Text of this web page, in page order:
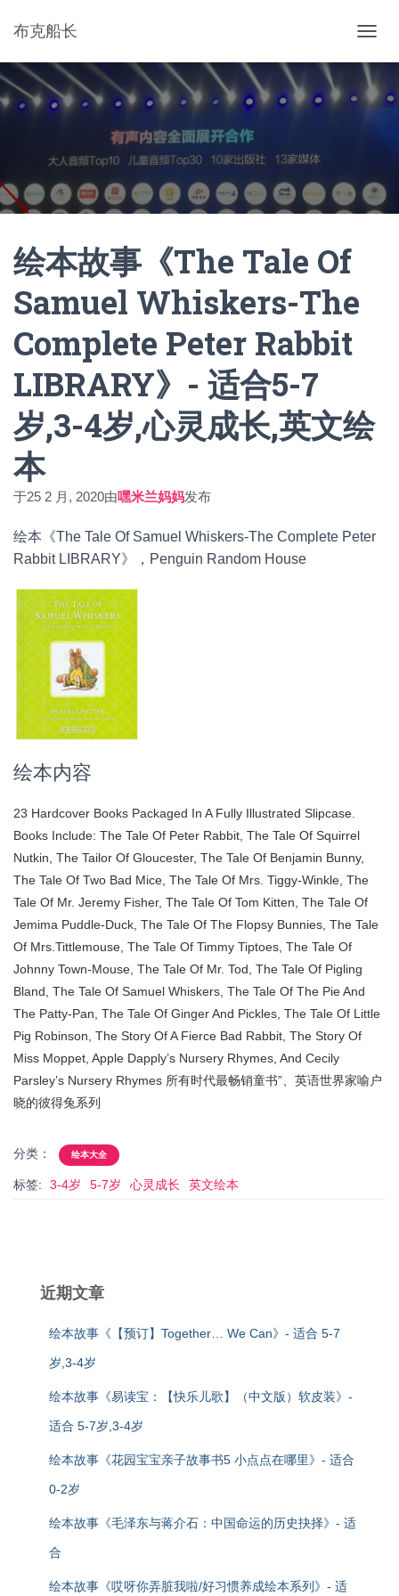
布克船长
换
导
航
绘本故事《The Tale Of
Samuel Whiskers-The
Complete Peter Rabbit
LIBRARY》- 适合5-7
岁,3-4岁,心灵成长,英文绘
本
于25 2 月, 2020由嘿米兰妈妈发布
绘本《The Tale Of Samuel Whiskers-The Complete Peter
Rabbit LIBRARY》，Penguin Random House
绘本内容
23 Hardcover Books Packaged In A Fully Illustrated Slipcase.
Books Include: The Tale Of Peter Rabbit, The Tale Of Squirrel
Nutkin, The Tailor Of Gloucester, The Tale Of Benjamin Bunny,
The Tale Of Two Bad Mice, The Tale Of Mrs. Tiggy-Winkle, The
Tale Of Mr. Jeremy Fisher, The Tale Of Tom Kitten, The Tale Of
Jemima Puddle-Duck, The Tale Of The Flopsy Bunnies, The Tale
Of Mrs.Tittlemouse, The Tale Of Timmy Tiptoes, The Tale Of
Johnny Town-Mouse, The Tale Of Mr. Tod, The Tale Of Pigling
Bland, The Tale Of Samuel Whiskers, The Tale Of The Pie And
The Patty-Pan, The Tale Of Ginger And Pickles, The Tale Of Little
Pig Robinson, The Story Of A Fierce Bad Rabbit, The Story Of
Miss Moppet, Apple Dapply’s Nursery Rhymes, And Cecily
Parsley’s Nursery Rhymes 所有时代最畅销童书”、英语世界家喻户
晓的彼得兔系列
分类： 绘本大全
标签: 3-4岁 5-7岁 心灵成长 英文绘本
近期文章
绘本故事《【预订】Together… We Can》- 适合 5-7
岁,3-4岁
绘本故事《易读宝：【快乐儿歌】（中文版）软皮装》-
适合 5-7岁,3-4岁
绘本故事《花园宝宝亲子故事书5 小点点在哪里》- 适合
0-2岁
绘本故事《毛泽东与蒋介石：中国命运的历史抉择》- 适
合
绘本故事《哎呀你弄脏我啦/好习惯养成绘本系列》- 适